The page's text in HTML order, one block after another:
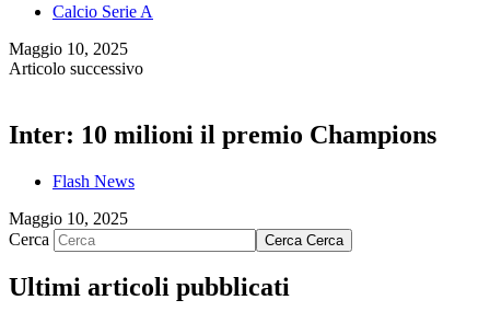
Calcio Serie A
Maggio 10, 2025
Articolo successivo
Inter: 10 milioni il premio Champions
Flash News
Maggio 10, 2025
Cerca
Cerca Cerca
Ultimi articoli pubblicati